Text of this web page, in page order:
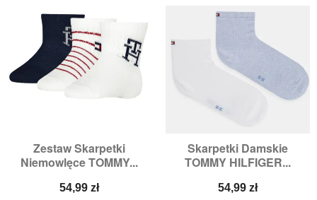
Zestaw Skarpetki
Niemowlęce TOMMY...
Cena
54,99 zł
Skarpetki Damskie
TOMMY HILFIGER...
Cena
54,99 zł